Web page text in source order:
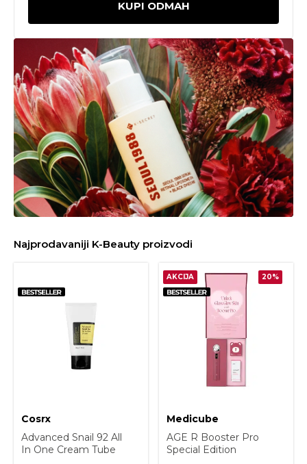
KUPI ODMAH
Najprodavaniji K-Beauty proizvodi
Cosrx
Advanced Snail 92 All
In One Cream Tube
AKCIJA 20%
Medicube
AGE R Booster Pro
Special Edition